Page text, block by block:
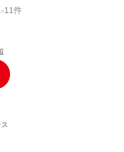
11件